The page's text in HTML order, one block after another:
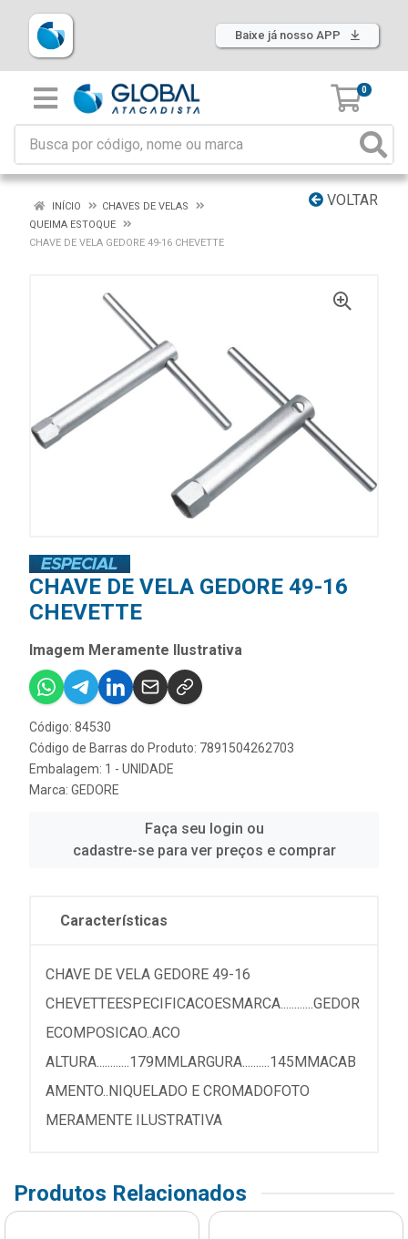
Baixe já nosso APP
0
VOLTAR
INÍCIO
CHAVES DE VELAS
QUEIMA ESTOQUE
CHAVE DE VELA GEDORE 49-16 CHEVETTE
CHAVE DE VELA GEDORE 49-16
CHEVETTE
Imagem Meramente Ilustrativa
Código: 84530
Código de Barras do Produto: 7891504262703
Embalagem: 1 - UNIDADE
Marca: GEDORE
Faça seu login ou
cadastre-se para ver preços e comprar
Características
CHAVE DE VELA GEDORE 49-16
CHEVETTEESPECIFICACOESMARCA............GEDOR
ECOMPOSICAO..ACO
ALTURA............179MMLARGURA..........145MMACAB
AMENTO..NIQUELADO E CROMADOFOTO
MERAMENTE ILUSTRATIVA
Produtos Relacionados